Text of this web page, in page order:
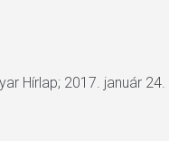
Hírlap; 2017. január 24.